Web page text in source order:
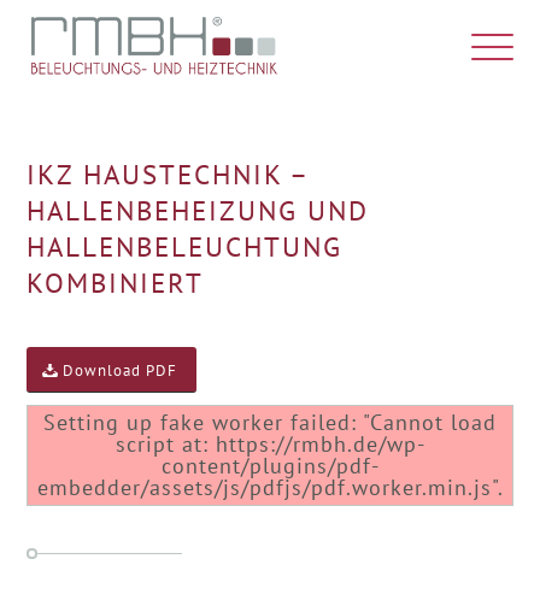
IKZ HAUSTECHNIK –
HALLENBEHEIZUNG UND
HALLENBELEUCHTUNG
KOMBINIERT
Download PDF
Setting up fake worker failed: "Cannot load
script at: https://rmbh.de/wp-
content/plugins/pdf-
embedder/assets/js/pdfjs/pdf.worker.min.js".